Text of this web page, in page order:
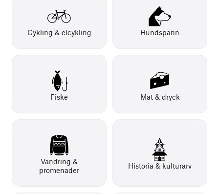
Cykling & elcykling Hundspann
Fiske Mat & dryck
Vandring &
promenader
Historia & kulturarv